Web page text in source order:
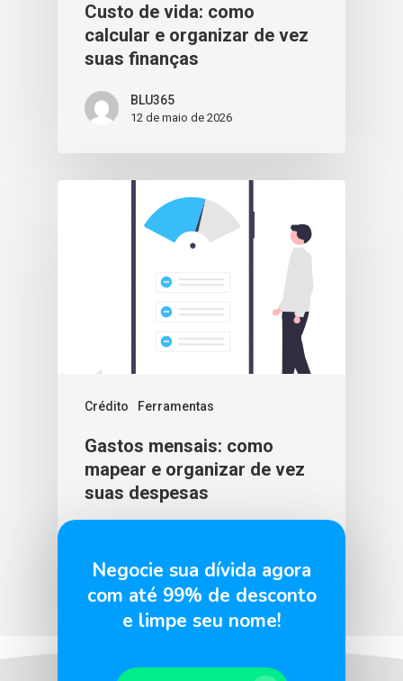
Custo de vida: como
calcular e organizar de vez
suas finanças
BLU365
12 de maio de 2026
Crédito Ferramentas
Gastos mensais: como
mapear e organizar de vez
suas despesas
Negocie sua dívida agora
com até 99% de desconto
e limpe seu nome!